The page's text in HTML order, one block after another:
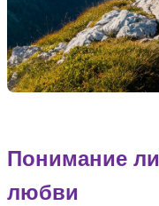
Понимание
любви